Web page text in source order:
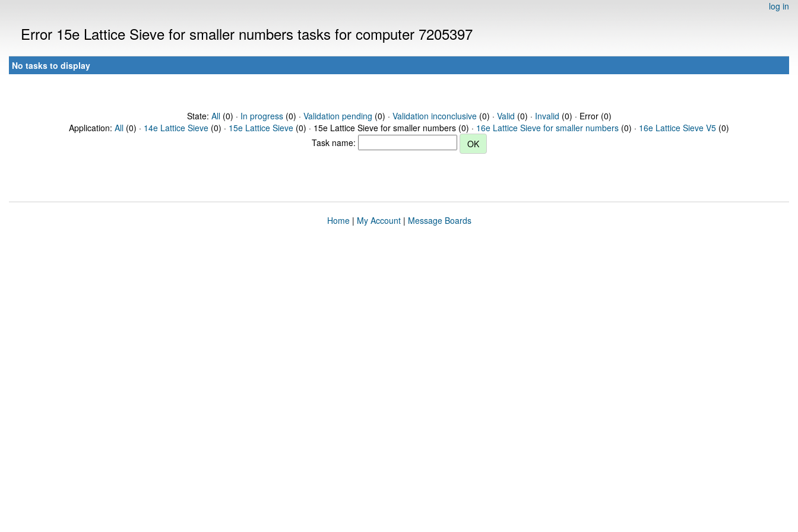
log in
Error 15e Lattice Sieve for smaller numbers tasks for computer 7205397
No tasks to display
State: All(0) · In progress(0) · Validation pending (0) · Validation inconclusive(0) · Valid (0) · Invalid (0) · Error (0)
Application: All (0) · 14e Lattice Sieve (0) · 15e Lattice Sieve (0) · 15e Lattice Sieve for smaller numbers (0) · 16e Lattice Sieve for smaller numbers (0) · 16e Lattice Sieve V5 (0)
Task name:
Home| My Account| Message Boards